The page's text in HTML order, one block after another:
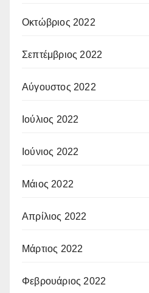
Οκτώβριος 2022
Σεπτέμβριος 2022
Αύγουστος 2022
Ιούλιος 2022
Ιούνιος 2022
Μάιος 2022
Απρίλιος 2022
Μάρτιος 2022
Φεβρουάριος 2022